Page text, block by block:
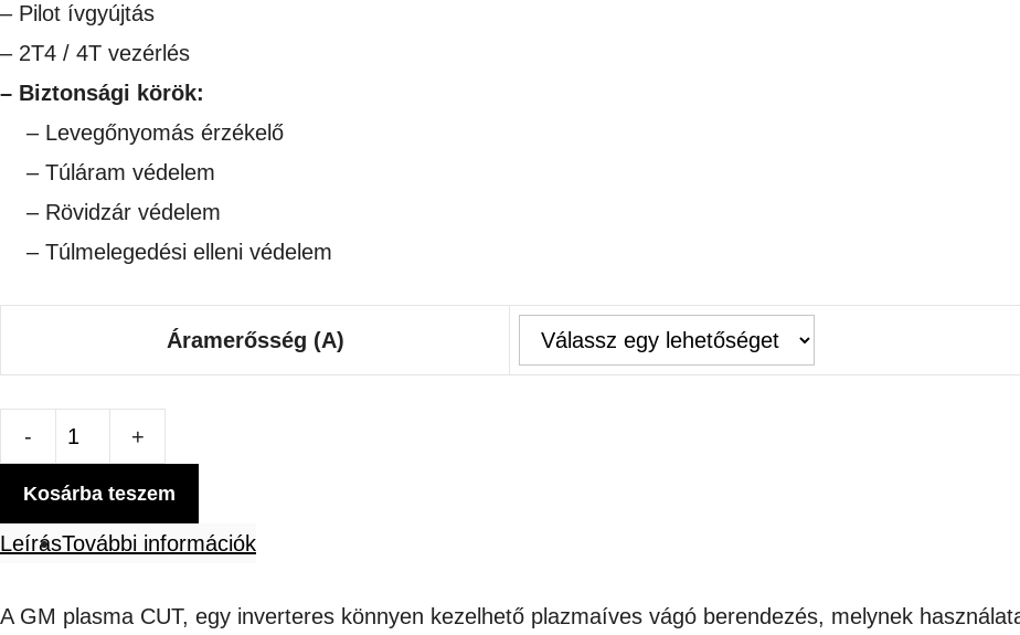
– Pilot ívgyújtás
– 2T4 / 4T vezérlés
– Biztonsági körök:
– Levegőnyomás érzékelő
– Túláram védelem
– Rövidzár védelem
– Túlmelegedési elleni védelem
Áramerősség (A)
plasma
CUT
inverteres
Kosárba teszem
LeírásTovábbi információk
A GM plasma CUT, egy inverteres könnyen kezelhető plazmaíves vágó berendezés, melynek